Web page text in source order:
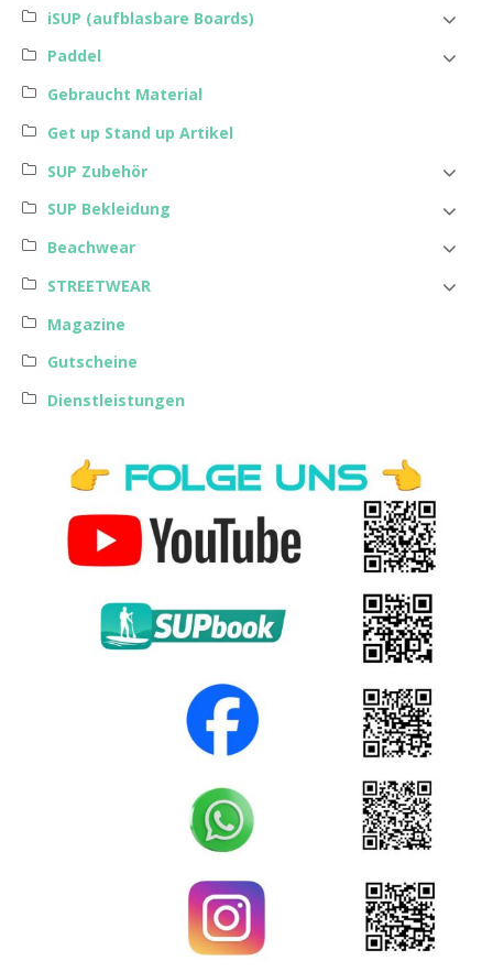
iSUP (aufblasbare Boards)
Paddel
Gebraucht Material
Get up Stand up Artikel
SUP Zubehör
SUP Bekleidung
Beachwear
STREETWEAR
Magazine
Gutscheine
Dienstleistungen